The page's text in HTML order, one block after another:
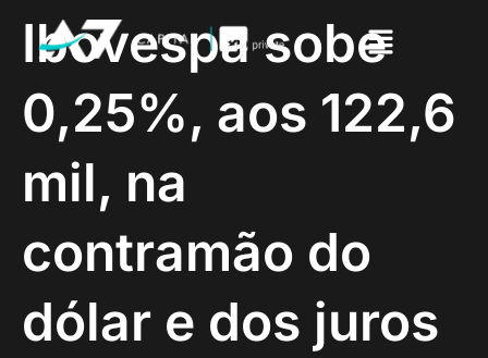
Ibovespa sobe
0,25%, aos 122,6
mil, na
contramão do
dólar e dos juros